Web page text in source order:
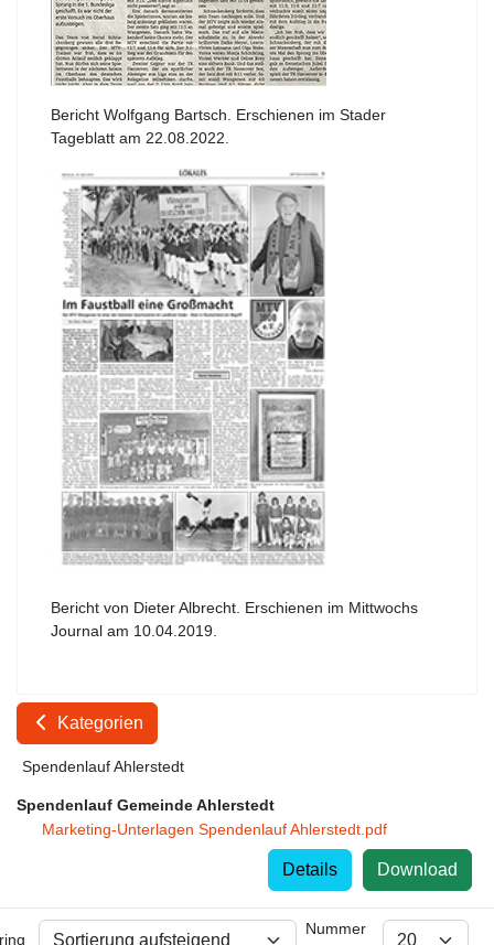
Bericht Wolfgang Bartsch. Erschienen im Stader
Tageblatt am 22.08.2022.
Bericht von Dieter Albrecht. Erschienen im Mittwochs
Journal am 10.04.2019.
Kategorien
Spendenlauf Ahlerstedt
Spendenlauf Gemeinde Ahlerstedt
Marketing-Unterlagen Spendenlauf Ahlerstedt.pdf
Download
Details
Nummer